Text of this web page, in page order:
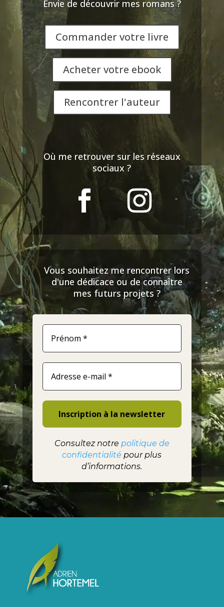
Envie de découvrir mes romans ?
Commander votre livre
Acheter votre ebook
Rencontrer l'auteur
Où me retrouver sur les réseaux
sociaux ?
Vous souhaitez me rencontrer lors
d'une dédicace ou de connaître
mes futurs projets ?
Consultez notre politique de
confidentialité pour plus
d’informations.